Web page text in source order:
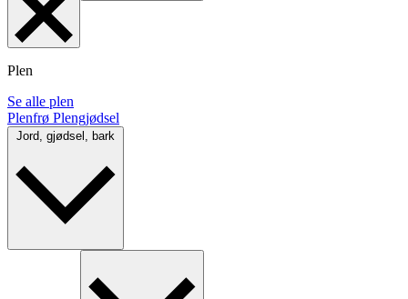
Plen
Se alle plen
Plenfrø Plengjødsel